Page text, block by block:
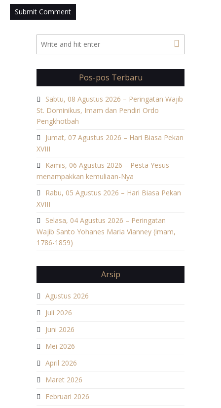
Pos-pos Terbaru
Sabtu, 08 Agustus 2026 – Peringatan Wajib
St. Dominikus, Imam dan Pendiri Ordo
Pengkhotbah
Jumat, 07 Agustus 2026 – Hari Biasa Pekan
XVIII
Kamis, 06 Agustus 2026 – Pesta Yesus
menampakkan kemuliaan-Nya
Rabu, 05 Agustus 2026 – Hari Biasa Pekan
XVIII
Selasa, 04 Agustus 2026 – Peringatan
Wajib Santo Yohanes Maria Vianney (imam,
1786-1859)
Arsip
Agustus 2026
Juli 2026
Juni 2026
Mei 2026
April 2026
Maret 2026
Februari 2026